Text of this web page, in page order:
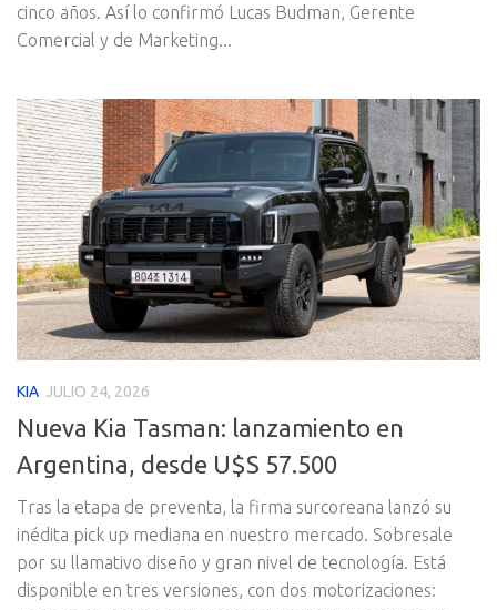
cinco años. Así lo confirmó Lucas Budman, Gerente
Comercial y de Marketing...
KIA JULIO 24, 2026
Nueva Kia Tasman: lanzamiento en
Argentina, desde U$S 57.500
Tras la etapa de preventa, la firma surcoreana lanzó su
inédita pick up mediana en nuestro mercado. Sobresale
por su llamativo diseño y gran nivel de tecnología. Está
disponible en tres versiones, con dos motorizaciones: